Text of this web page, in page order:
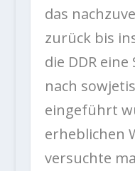
das
zurück bis
die DDR
nach
eingeführt
erheblichen
versuchte